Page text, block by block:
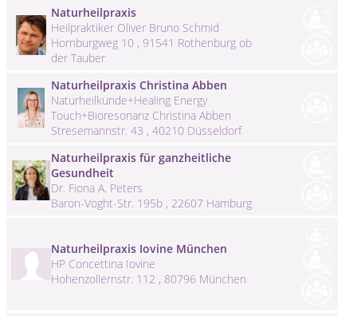
Naturheilpraxis
Heilpraktiker Oliver Bruno Schmid
Hornburgweg 10 , 91541 Rothenburg ob
der Tauber
Naturheilpraxis Christina Abben
Naturheilkunde+Healing Energy
Touch+Bioresonanz Christina Abben
Stresemannstr. 43 , 40210 Düsseldorf
Naturheilpraxis für ganzheitliche
Gesundheit
Dr. Fiona A. Peters
Baron-Voght-Str. 195b , 22607 Hamburg
Naturheilpraxis Iovine München
HP Concettina Iovine
Hohenzollernstr. 112 , 80796 München